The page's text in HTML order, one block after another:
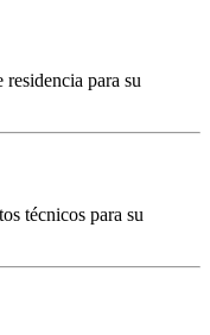
residencia para su
técnicos para su